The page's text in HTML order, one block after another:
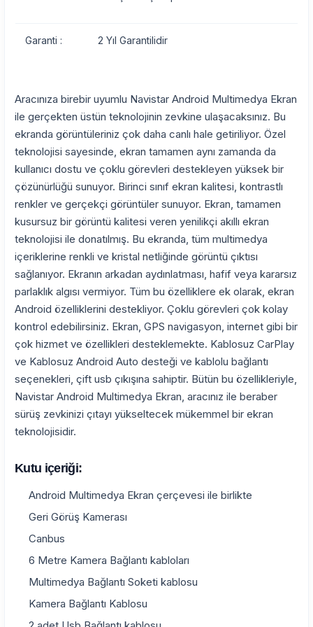
Garanti : 2 Yıl Garantilidir
Aracınıza birebir uyumlu Navistar Android Multimedya Ekran
ile gerçekten üstün teknolojinin zevkine ulaşacaksınız. Bu
ekranda görüntüleriniz çok daha canlı hale getiriliyor. Özel
teknolojisi sayesinde, ekran tamamen aynı zamanda da
kullanıcı dostu ve çoklu görevleri destekleyen yüksek bir
çözünürlüğü sunuyor. Birinci sınıf ekran kalitesi, kontrastlı
renkler ve gerçekçi görüntüler sunuyor. Ekran, tamamen
kusursuz bir görüntü kalitesi veren yenilikçi akıllı ekran
teknolojisi ile donatılmış. Bu ekranda, tüm multimedya
içeriklerine renkli ve kristal netliğinde görüntü çıktısı
sağlanıyor. Ekranın arkadan aydınlatması, hafif veya kararsız
parlaklık algısı vermiyor. Tüm bu özelliklere ek olarak, ekran
Android özelliklerini destekliyor. Çoklu görevleri çok kolay
kontrol edebilirsiniz. Ekran, GPS navigasyon, internet gibi bir
çok hizmet ve özellikleri desteklemekte. Kablosuz CarPlay
ve Kablosuz Android Auto desteği ve kablolu bağlantı
seçenekleri, çift usb çıkışına sahiptir. Bütün bu özellikleriyle,
Navistar Android Multimedya Ekran, aracınız ile beraber
sürüş zevkinizi çıtayı yükseltecek mükemmel bir ekran
teknolojisidir.
Kutu içeriği:
Android Multimedya Ekran çerçevesi ile birlikte
Geri Görüş Kamerası
Canbus
6 Metre Kamera Bağlantı kabloları
Multimedya Bağlantı Soketi kablosu
Kamera Bağlantı Kablosu